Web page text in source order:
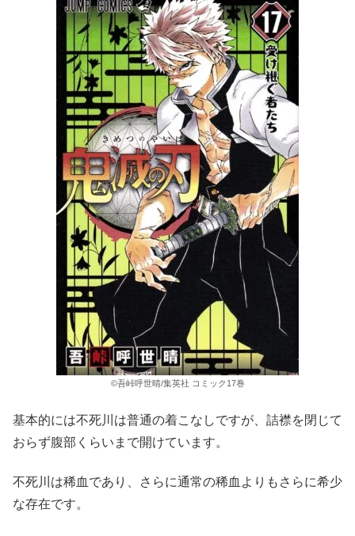
©吾峠呼世晴/集英社 コミック17巻
基本的には不死川は普通の着こなしですが、詰襟を閉じて
おらず腹部くらいまで開けています。
不死川は稀血であり、さらに通常の稀血よりもさらに希少
な存在です。